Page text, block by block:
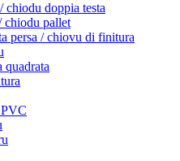
chiodu doppia testa
chiodu pallet
persa / chiovu di finitura
quadrata